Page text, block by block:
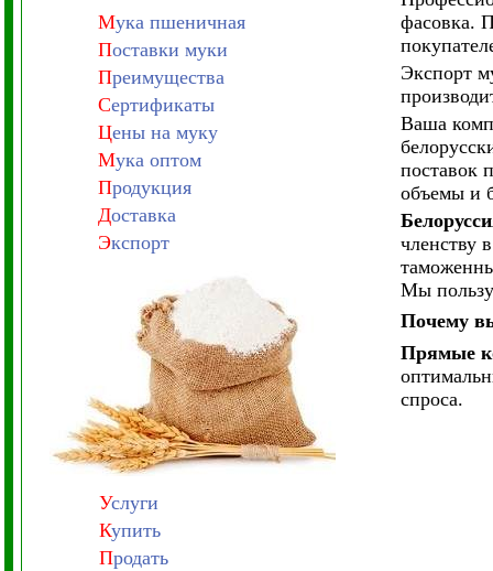
Мука пшеничная
Поставки муки
Преимущества
Сертификаты
Цены на муку
Мука оптом
Продукция
Доставка
Экспорт
Услуги
Купить
Продать
фасовка.
Экспорт
Ваша
поставок
объемы и
членству
Мы
Почему
Прямые
спроса.